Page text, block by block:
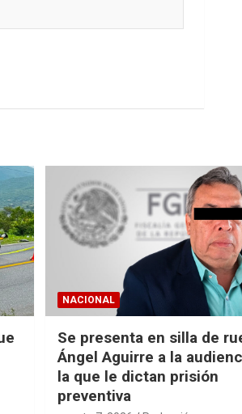
NACIONAL
Se presenta en silla de
Ángel Aguirre a la
la que le dictan prisión
preventiva